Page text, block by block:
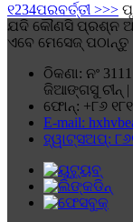
୧234ପରବର୍ତ୍ତୀ >>>
ଯଦି କୌଣସି ପ୍ରଶ୍ନ
ଏବେ ମେସେଜ୍ ପଠାନ୍ତୁ
ଠିକଣା: ନଂ
ଜିଆଙ୍ଗସୁ ଚୀନ୍ |
ଫୋନ୍: +୮୬
E-mail:
ହ୍ୱାଟ୍ସଅପ୍: